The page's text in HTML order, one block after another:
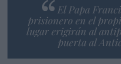
El Papa
prisionero en el
lugar erigirán al
puerta al